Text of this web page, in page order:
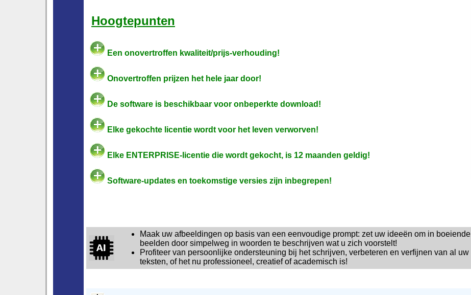
Hoogtepunten
Een onovertroffen kwaliteit/prijs-verhouding!
Onovertroffen prijzen het hele jaar door!
De software is beschikbaar voor onbeperkte download!
Elke gekochte licentie wordt voor het leven verworven!
Elke ENTERPRISE-licentie die wordt gekocht, is 12 maanden geldig!
Software-updates en toekomstige versies zijn inbegrepen!
Maak uw afbeeldingen op basis van een eenvoudige prompt: zet uw ideeën om in boeiende
beelden door simpelweg in woorden te beschrijven wat u zich voorstelt!
Profiteer van persoonlijke ondersteuning bij het schrijven, verbeteren en verfijnen van al uw
teksten, of het nu professioneel, creatief of academisch is!